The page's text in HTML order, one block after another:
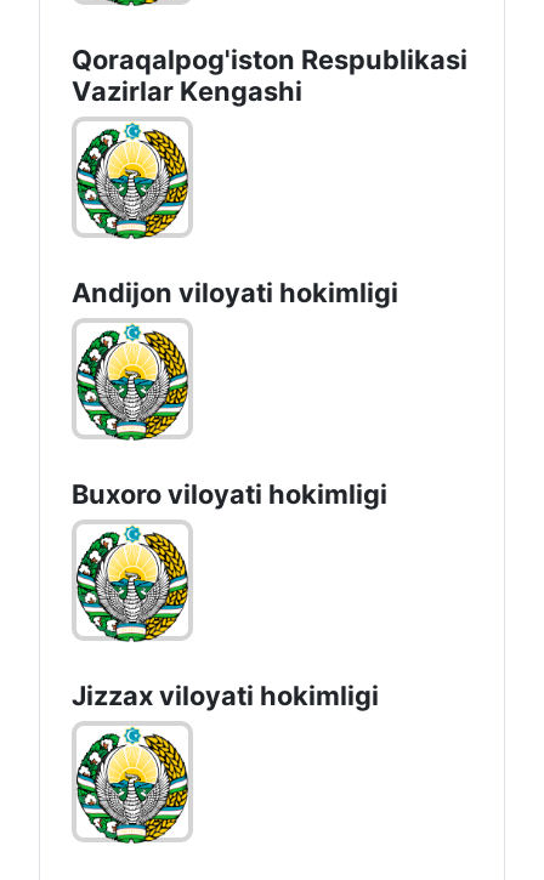
Qoraqalpog'iston Rеspublikаsi
Vаzirlаr Kеngаshi
Andijon vilоyati hоkimligi
Buxoro viloyati hokimligi
Jizzах vilоyati hоkimligi